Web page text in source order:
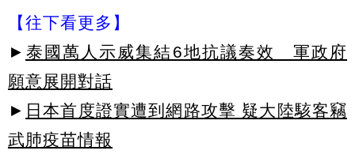
【往下看更多】
► 泰國萬人示威集結6地抗議奏效 軍政府
願意展開對話
► 日本首度證實遭到網路攻擊 疑大陸駭客竊
武肺疫苗情報